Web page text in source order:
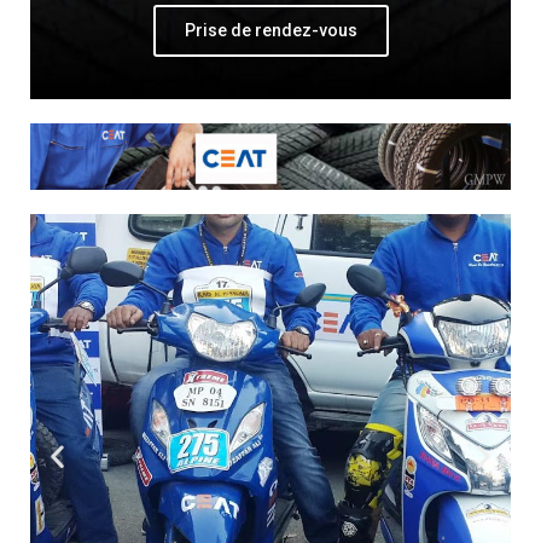
Prise de rendez-vous